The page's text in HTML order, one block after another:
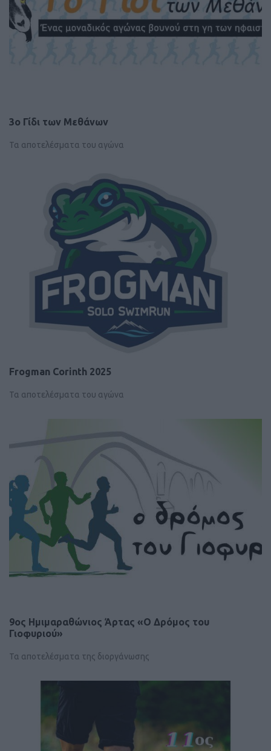
3o Γίδι των Μεθάνων
Τα αποτελέσματα του αγώνα
Frogman Corinth 2025
Τα αποτελέσματα του αγώνα
9ος Ημιμαραθώνιος Άρτας «Ο Δρόμος του
Γιοφυριού»
Τα αποτελέσματα της διοργάνωσης